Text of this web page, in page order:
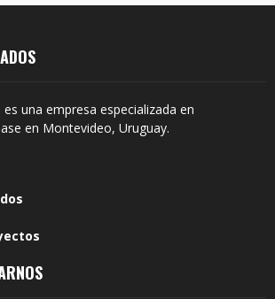
una empresa especializada en
en Montevideo, Uruguay.